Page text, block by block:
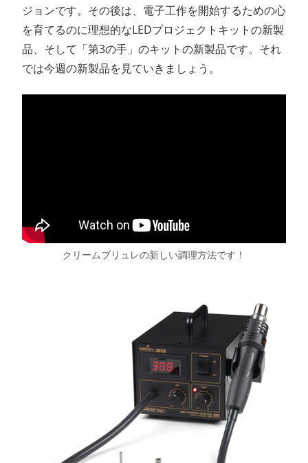
ジョンです。その後は、電子工作を開始するための心
を育てるのに理想的なLEDプロジェクトキットの新製
品、そして「第3の手」のキットの新製品です。それ
では今週の新製品を見ていきましょう。
クリームブリュレの新しい調理方法です！